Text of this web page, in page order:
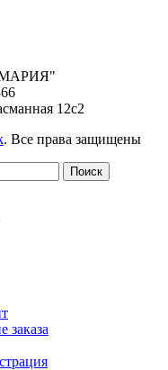
12с2
. Все права защищены
Поиск
заказа